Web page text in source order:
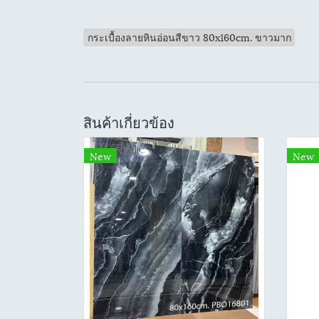
กระเบื้องลายหินอ่อนสีขาว 80x160cm. ขาวมาก
สินค้าเกี่ยวข้อง
New New